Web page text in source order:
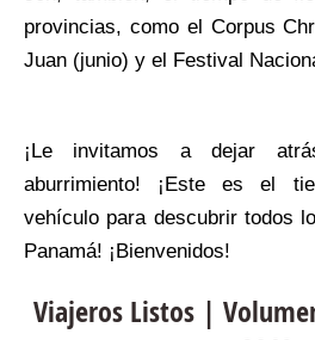
provincias, como el Corpus
Juan (junio) y el Festival
¡Le invitamos a dejar
aburrimiento! ¡Este es el
vehículo para descubrir todos
Panamá! ¡Bienvenidos!
Viajeros Listos |